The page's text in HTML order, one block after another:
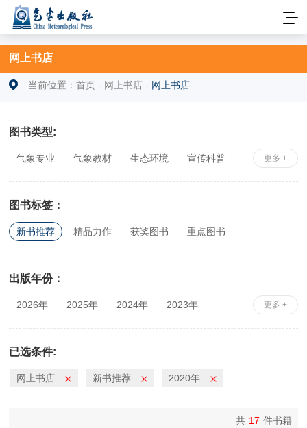
网上书店
当前位置：首页 - 网上书店 - 网上书店
图书类型:
更多 +
气象专业 气象教材 生态环境
宣传科普
图书标签：
新书推荐 精品力作 获奖图书 重点图书
出版年份：
更多 +
2026年 2025年 2024年
2023年
2010年
已选条件:
网上书店 新书推荐 2020年
共 17 件书籍